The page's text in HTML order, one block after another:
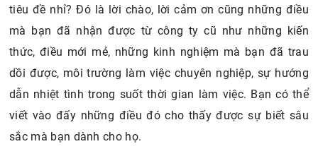
tiêu đề nhỉ? Đó là lời chào, lời cảm ơn cũng những điều
mà bạn đã nhận được từ công ty cũ như những kiến
thức, điều mới mẻ, những kinh nghiệm mà bạn đã trau
dồi được, môi trường làm việc chuyên nghiệp, sự hướng
dẫn nhiệt tình trong suốt thời gian làm việc. Bạn có thể
viết vào đấy những điều đó cho thấy được sự biếtsâu
sắc mà bạn dành cho họ.